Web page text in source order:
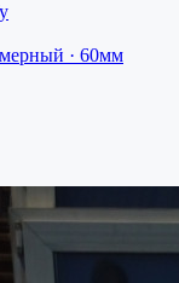
· 60мм